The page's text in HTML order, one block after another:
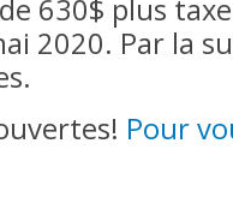
630$ plus
2020. Par la
Pour